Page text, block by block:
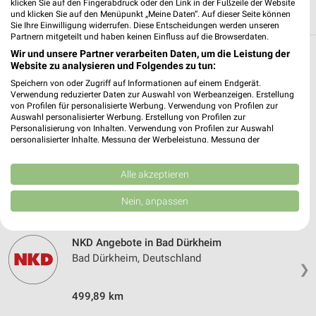
Weitere NKD Geschäfte mit Angeboten in
und um Grünstadt
5 Geschäfte und Orte
Eisenberg (Pfalz), Deutschland
497,20 km
❯
NKD Angebote in Bad Dürkheim
Bad Dürkheim, Deutschland
499,89 km
klicken Sie auf den Fingerabdruck oder den Link in der Fußzeile der Website
und klicken Sie auf den Menüpunkt „Meine Daten“. Auf dieser Seite können
Sie Ihre Einwilligung widerrufen. Diese Entscheidungen werden unseren
Partnern mitgeteilt und haben keinen Einfluss auf die Browserdaten.
Wir und unsere Partner verarbeiten Daten, um die Leistung der
Website zu analysieren und Folgendes zu tun:
Speichern von oder Zugriff auf Informationen auf einem Endgerät.
Verwendung reduzierter Daten zur Auswahl von Werbeanzeigen. Erstellung
von Profilen für personalisierte Werbung. Verwendung von Profilen zur
Auswahl personalisierter Werbung. Erstellung von Profilen zur
Personalisierung von Inhalten. Verwendung von Profilen zur Auswahl
personalisierter Inhalte. Messung der Werbeleistung. Messung der
Kombinationen von Daten aus verschiedenen Quellen. Entwicklung und
Verbesserung der Angebote. Verwendung reduzierter Daten zur Auswahl
von Inhalten.
Daten können außerhalb der Europäischen Union weitergegeben und in die
Website/App.
Partnerliste anzeigen (1 IAB-Anbieter)
Wir nutzen Ihre Daten für folgende Zwecke:
IAB-Verarbeitungszwecke:
Alle akzeptieren
Nein, anpassen